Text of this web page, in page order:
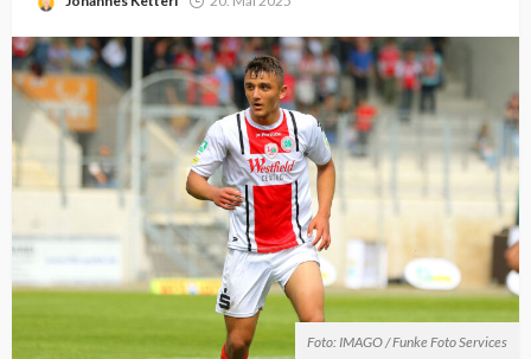
Foto: IMAGO / Funke Foto Services